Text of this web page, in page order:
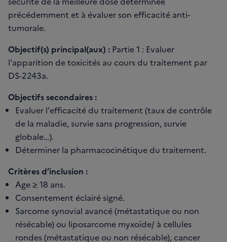
précédemment et à évaluer son efficacité anti-
tumorale.
Objectif(s) principal(aux) : Partie 1 : Evaluer
l'apparition de toxicités au cours du traitement par
DS-2243a.
Objectifs secondaires :
Evaluer l'efficacité du traitement (taux de contrôle
de la maladie, survie sans progression, survie
globale…).
Déterminer la pharmacocinétique du traitement.
Critères d’inclusion :
Age ≥ 18 ans.
Consentement éclairé signé.
Sarcome synovial avancé (métastatique ou non
résécable) ou liposarcome myxoïde/ à cellules
rondes (métastatique ou non résécable), cancer